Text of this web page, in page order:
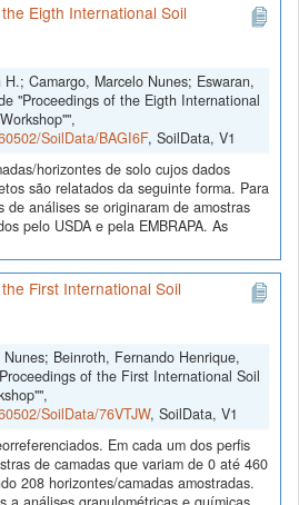
Eigth International Soil
Camargo, Marcelo Nunes; Eswaran,
"Proceedings of the Eigth International
SoilData/BAGI6F, SoilData, V1
horizontes de solo cujos dados
são relatados da seguinte forma. Para
de análises se originaram de amostras
pelo USDA e pela EMBRAPA. As
First International Soil
Beinroth, Fernando Henrique,
of the First International Soil
SoilData/76VTJW, SoilData, V1
Em cada um dos perfis
de camadas que variam de 0 até 460
208 horizontes/camadas amostradas.